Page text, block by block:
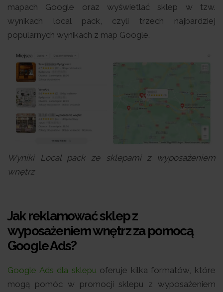
mapach Google oraz wyświetlać sklep w tzw.
wynikach local pack, czyli trzech najbardziej
popularnych wynikach z map Google.
Wyniki Local pack ze sklepami z wyposażeniem
wnętrz
Jak reklamować sklep z
wyposażeniem wnętrz za pomocą
Google Ads?
Google Ads dla sklepu oferuje kilka formatów, które
mogą pomóc w promocji sklepu z wyposażeniem